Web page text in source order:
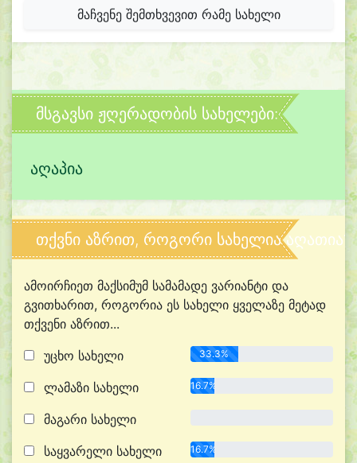
მაჩვენე შემთხვევით რამე სახელი
მსგავსი ჟღერადობის სახელები:
აღაპია
თქვნი აზრით, როგორი სახელია აღათია?
ამოირჩიეთ მაქსიმუმ სამამადე ვარიანტი და
გვითხარით, როგორია ეს სახელი ყველაზე მეტად
თქვენი აზრით...
უცხო სახელი
33.3%
ლამაზი სახელი 16.7%
მაგარი სახელი
საყვარელი სახელი 16.7%